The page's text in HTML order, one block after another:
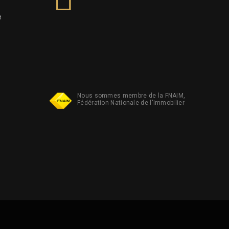
Nous sommes membre de la FNAIM,
Fédération Nationale de l'Immobilier